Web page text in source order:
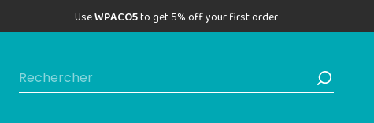
UseWPACO5to get 5% off your first order